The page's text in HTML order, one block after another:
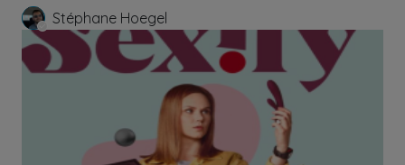
Stéphane Hoegel